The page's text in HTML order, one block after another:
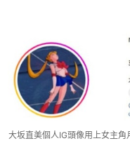
大坂直美個人IG頭像用上女主角